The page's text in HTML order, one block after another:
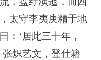
太守李夷庚精于地
：‘居此三十年，
炽艺文，登仕籍